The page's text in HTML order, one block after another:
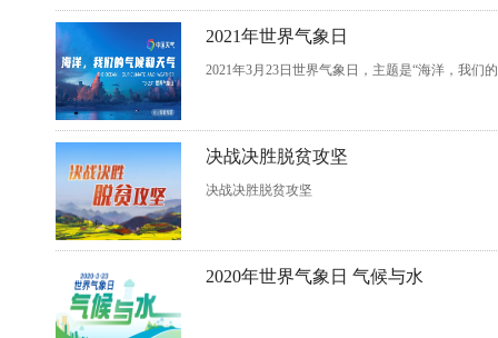
2021年世界气象日
2021年3月23日世界气象日，主题是“海洋，我们
决战决胜脱贫攻坚
决战决胜脱贫攻坚
2020年世界气象日 气候与水